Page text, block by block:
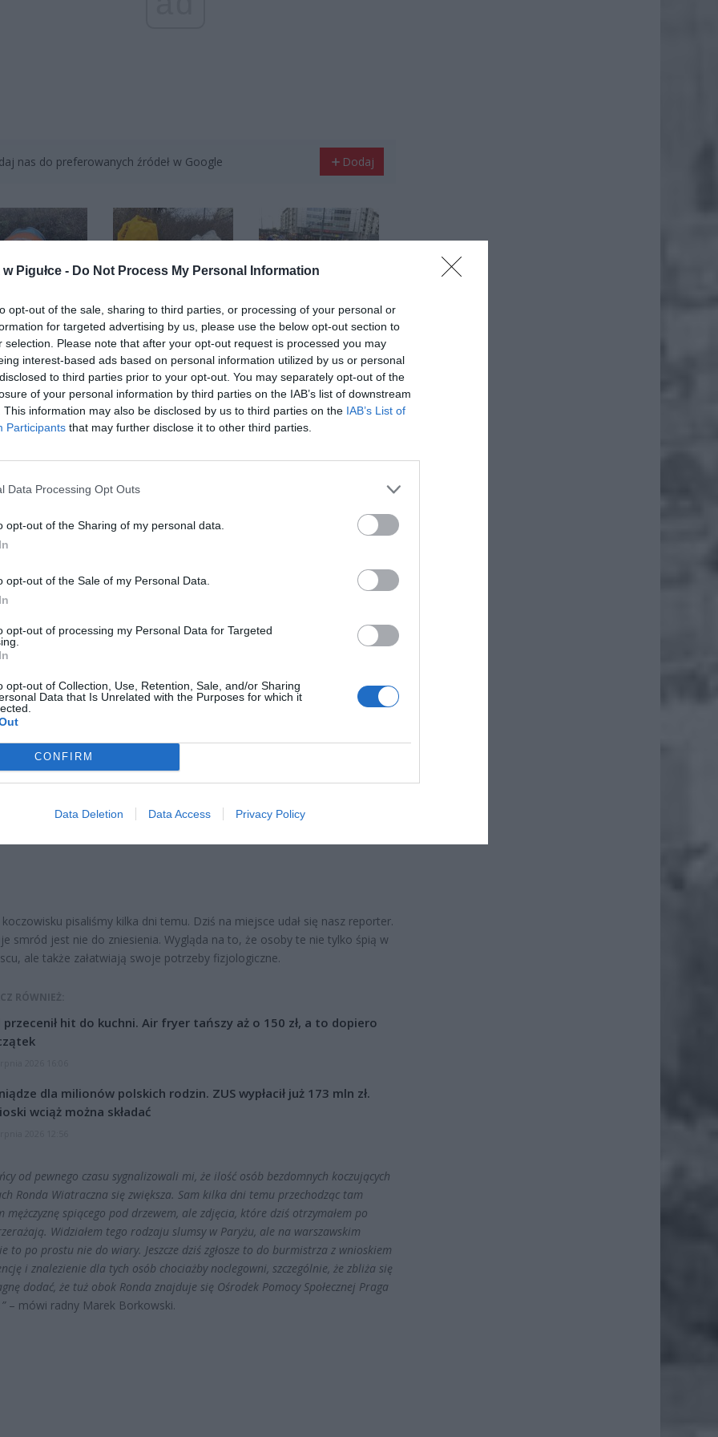
Pigułce - Do Not Process My Personal Information
opt-out of the sale, sharing to third parties, or processing of your personal or
for targeted advertising by us, please use the below opt-out section to
selection. Please note that after your opt-out request is processed you may
interest-based ads based on personal information utilized by us or personal
to third parties prior to your opt-out. You may separately opt-out of the
of your personal information by third parties on the IAB’s list of downstream
This information may also be disclosed by us to third parties on the IAB’s List of
Participants that may further disclose it to other third parties.
Data Processing Opt Outs
opt-out of the Sharing of my personal data.
opt-out of the Sale of my Personal Data.
opt-out of processing my Personal Data for Targeted
opt-out of Collection, Use, Retention, Sale, and/or Sharing
Data that Is Unrelated with the Purposes for which it
CONFIRM
Data Deletion Data Access Privacy Policy
nas do preferowanych źródeł w Google Dodaj
w Pigułce Fot. Warszawa w Pigułce Fot. Warszawa w Pigułce
w Pigułce
w Pigułce
ad
pisaliśmy kilka dni temu. Dziś na miejsce udał się nasz reporter.
smród jest nie do zniesienia. Wygląda na to, że osoby te nie tylko śpią w
ale także załatwiają swoje potrzeby fizjologiczne.
RÓWNIEŻ:
przecenił hit do kuchni. Air fryer tańszy aż o 150 zł, a to dopiero
dla milionów polskich rodzin. ZUS wypłacił już 173 mln zł.
wciąż można składać
od pewnego czasu sygnalizowali mi, że ilość osób bezdomnych koczujących
Ronda Wiatraczna się zwiększa. Sam kilka dni temu przechodząc tam
mężczyznę spiącego pod drzewem, ale zdjęcia, które dziś otrzymałem po
Widziałem tego rodzaju slumsy w Paryżu, ale na warszawskim
to po prostu nie do wiary. Jeszcze dziś zgłosze to do burmistrza z wnioskiem
i znalezienie dla tych osób chociażby noclegowni, szczególnie, że zbliża się
dodać, że tuż obok Ronda znajduje się Ośrodek Pomocy Społecznej Praga
– mówi radny Marek Borkowski.